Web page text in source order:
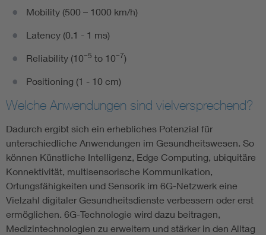
Mobility (500 – 1000 km/h)
Latency (0.1 - 1 ms)
Reliability (10−5 to 10−7)
Positioning (1 - 10 cm)
Welche Anwendungen sind vielversprechend?
Dadurch ergibt sich ein erhebliches Potenzial für
unterschiedliche Anwendungen im Gesundheitswesen. So
können Künstliche Intelligenz, Edge Computing, ubiquitäre
Konnektivität, multisensorische Kommunikation,
Ortungsfähigkeiten und Sensorik im 6G-Netzwerk eine
Vielzahl digitaler Gesundheitsdienste verbessern oder erst
ermöglichen. 6G-Technologie wird dazu beitragen,
Medizintechnologien zu erweitern und stärker in den Alltag